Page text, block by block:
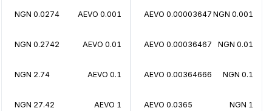
0.001 NGN
0.00003647 AEVO
0.01 NGN
0.00036467 AEVO
0.1 NGN
0.00364666 AEVO
1 NGN
0.0365 AEVO
0.001 AEVO
0.0274 NGN
0.01 AEVO
0.2742 NGN
0.1 AEVO
2.74 NGN
1 AEVO
27.42 NGN